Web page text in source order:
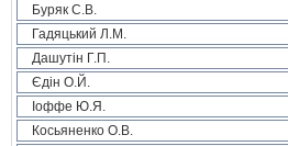
Буряк С.В.
Гадяцький Л.М.
Дашутін Г.П.
Єдін О.Й.
Іоффе Ю.Я.
Косьяненко О.В.